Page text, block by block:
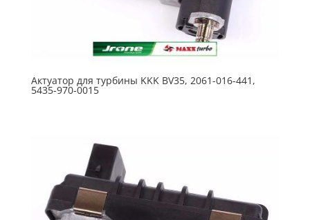
Актуатор для турбины KKK BV35, 2061-016-441,
5435-970-0015